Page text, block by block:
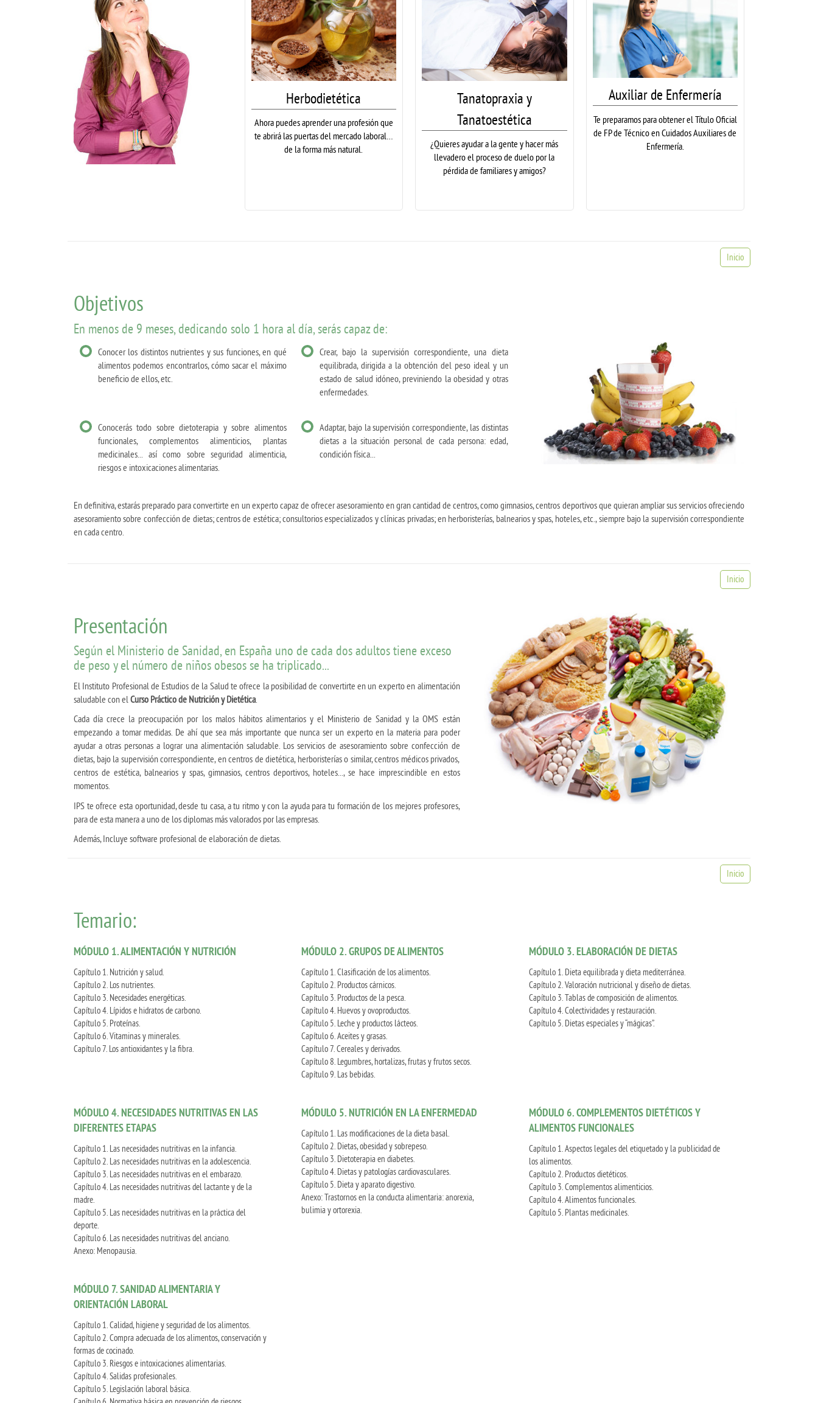
Herbodietética
Ahora puedes aprender una profesión que
te abrirá las puertas del mercado laboral…
de la forma más natural.
Tanatopraxia y
Tanatoestética
¿Quieres ayudar a la gente y hacer más
llevadero el proceso de duelo por la
pérdida de familiares y amigos?
Auxiliar de Enfermería
Te preparamos para obtener el Título Oficial
de FP de Técnico en Cuidados Auxiliares de
Enfermería.
Inicio
Objetivos
En menos de 9 meses, dedicando solo 1 hora al día, serás capaz de:
Conocer los distintos nutrientes y sus funciones, en qué
alimentos podemos encontrarlos, cómo sacar el máximo
beneficio de ellos, etc.
Crear, bajo la supervisión correspondiente, una dieta
equilibrada, dirigida a la obtención del peso ideal y un
estado de salud idóneo, previniendo la obesidad y otras
enfermedades.
Conocerás todo sobre dietoterapia y sobre alimentos
funcionales, complementos alimenticios, plantas
medicinales... así como sobre seguridad alimenticia,
riesgos e intoxicaciones alimentarias.
Adaptar, bajo la supervisión correspondiente, las distintas
dietas a la situación personal de cada persona: edad,
condición física...
En definitiva, estarás preparado para convertirte en un experto capaz de ofrecer asesoramiento en gran cantidad de centros, como gimnasios, centros deportivos que quieran ampliar sus servicios ofreciendo
asesoramiento sobre confección de dietas; centros de estética; consultorios especializados y clínicas privadas; en herboristerías, balnearios y spas, hoteles, etc., siempre bajo la supervisión correspondiente
en cada centro.
Inicio
Presentación
Según el Ministerio de Sanidad, en España uno de cada dos adultos tiene exceso
de peso y el número de niños obesos se ha triplicado...
El Instituto Profesional de Estudios de la Salud te ofrece la posibilidad de convertirte en un experto en alimentación
saludable con el Curso Práctico de Nutrición y Dietética
Cada día crece la preocupación por los malos hábitos alimentarios y el Ministerio de Sanidad y la OMS están
empezando a tomar medidas. De ahí que sea más importante que nunca ser un experto en la materia para poder
ayudar a otras personas a lograr una alimentación saludable. Los servicios de asesoramiento sobre confección de
dietas, bajo la supervisión correspondiente, en centros de dietética, herboristerías o similar, centros médicos privados,
centros de estética, balnearios y spas, gimnasios, centros deportivos, hoteles..., se hace imprescindible en estos
momentos.
IPS te ofrece esta oportunidad, desde tu casa, a tu ritmo y con la ayuda para tu formación de los mejores profesores,
para de esta manera a uno de los diplomas más valorados por las empresas.
Además, Incluye software profesional de elaboración de dietas.
Inicio
Temario:
MÓDULO 1. ALIMENTACIÓN Y NUTRICIÓN
Capítulo 1. Nutrición y salud.
Capítulo 2. Los nutrientes.
Capítulo 3. Necesidades energéticas.
Capítulo 4. Lípidos e hidratos de carbono.
Capítulo 5. Proteínas.
Capítulo 6. Vitaminas y minerales.
Capítulo 7. Los antioxidantes y la fibra.
MÓDULO 2. GRUPOS DE ALIMENTOS
Capítulo 1. Clasificación de los alimentos.
Capítulo 2. Productos cárnicos.
Capítulo 3. Productos de la pesca.
Capítulo 4. Huevos y ovoproductos.
Capítulo 5. Leche y productos lácteos.
Capítulo 6. Aceites y grasas.
Capítulo 7. Cereales y derivados.
Capítulo 8. Legumbres, hortalizas, frutas y frutos secos.
Capítulo 9. Las bebidas.
MÓDULO 3. ELABORACIÓN DE DIETAS
Capítulo 1. Dieta equilibrada y dieta mediterránea.
Capítulo 2. Valoración nutricional y diseño de dietas.
Capítulo 3. Tablas de composición de alimentos.
Capítulo 4. Colectividades y restauración.
Capítulo 5. Dietas especiales y “mágicas”.
MÓDULO 4. NECESIDADES NUTRITIVAS EN LAS
DIFERENTES ETAPAS
Capítulo 1. Las necesidades nutritivas en la infancia.
Capítulo 2. Las necesidades nutritivas en la adolescencia.
Capítulo 3. Las necesidades nutritivas en el embarazo.
Capítulo 4. Las necesidades nutritivas del lactante y de la
madre.
Capítulo 5. Las necesidades nutritivas en la práctica del
deporte.
Capítulo 6. Las necesidades nutritivas del anciano.
Anexo: Menopausia.
MÓDULO 5. NUTRICIÓN EN LA ENFERMEDAD
Capítulo 1. Las modificaciones de la dieta basal.
Capítulo 2. Dietas, obesidad y sobrepeso.
Capítulo 3. Dietoterapia en diabetes.
Capítulo 4. Dietas y patologías cardiovasculares.
Capítulo 5. Dieta y aparato digestivo.
Anexo: Trastornos en la conducta alimentaria: anorexia,
bulimia y ortorexia.
MÓDULO 6. COMPLEMENTOS DIETÉTICOS Y
ALIMENTOS FUNCIONALES
Capítulo 1. Aspectos legales del etiquetado y la publicidad de
los alimentos.
Capítulo 2. Productos dietéticos.
Capítulo 3. Complementos alimenticios.
Capítulo 4. Alimentos funcionales.
Capítulo 5. Plantas medicinales.
MÓDULO 7. SANIDAD ALIMENTARIA Y
ORIENTACIÓN LABORAL
Capítulo 1. Calidad, higiene y seguridad de los alimentos.
Capítulo 2. Compra adecuada de los alimentos, conservación y
formas de cocinado.
Capítulo 3. Riesgos e intoxicaciones alimentarias.
Capítulo 4. Salidas profesionales.
Capítulo 5. Legislación laboral básica.